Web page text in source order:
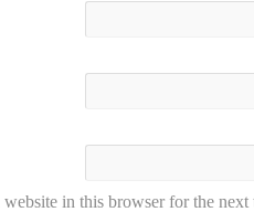
in this browser for the next